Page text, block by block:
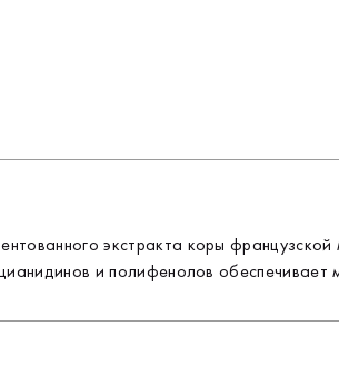
экстракта коры французской
и полифенолов обеспечивает